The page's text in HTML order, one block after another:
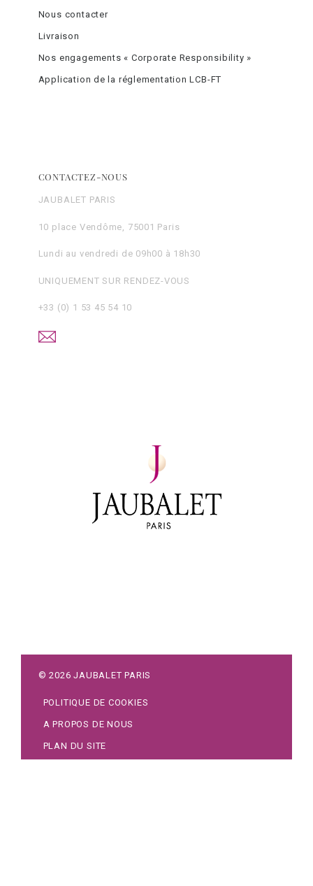
Nous contacter
Livraison
Nos engagements « Corporate Responsibility »
Application de la réglementation LCB-FT
CONTACTEZ-NOUS
JAUBALET PARIS
10 place Vendôme, 75001 Paris
Lundi au vendredi de 09h00 à 18h30
UNIQUEMENT SUR RENDEZ-VOUS
+33 (0) 1 53 45 54 10
©2026 JAUBALET PARIS
POLITIQUE DE COOKIES
A PROPOS DE NOUS
PLAN DU SITE